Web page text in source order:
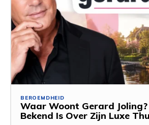
BEROEMDHEID
Waar Woont Gerard
Bekend Is Over Zijn Luxe